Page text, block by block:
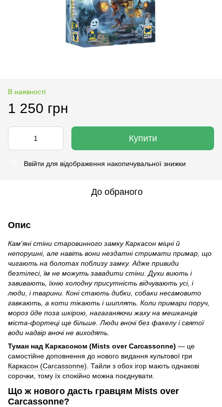
В наявності
1 250 грн
Купити
Ввійти для відображення накопичувальної знижки
До обраного
Опис
Кам'яні стіни старовинного замку Каркасон міцні й
непорушні, але навіть вони нездатні стримати примар, що
чигають на болотах поблизу замку. Адже привиди
безтілесі, їм не можуть завадити стіни. Духи виють і
завивають, їхню холодну присутність відчувають усі, і
люди, і тварини. Коні стають дибки, собаки несамовито
гавкають, а коти тікають і шиплять. Коли примари поруч,
мороз йде поза шкірою, нагаганяючи жаху на мешканців
міста-фортеці ще більше. Люди вночі без факелу і святої
води надвір вночі не виходять.
Туман над Каркасоном (Mists over Carcassonne) — це
самостійне доповнення до нового видання культової гри
Каркасон (Carcassonne) . Тайли з обох ігор мають однакові
сорочки, тому їх спокійно можна поєднувати.
Що ж нового дасть гравцям Mists over
Carcassonne?